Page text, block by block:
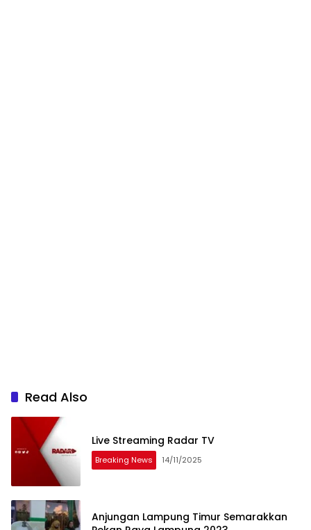
Read Also
Live Streaming Radar TV
Breaking News 14/11/2025
Anjungan Lampung Timur Semarakkan